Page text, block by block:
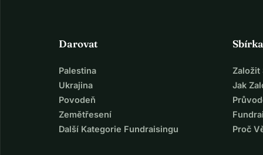
Darovat
Palestina
Ukrajina
Povodeň
Zemětřesení
Další Kategorie Fundraisingu
Sbírka
Založit
Jak
Proč